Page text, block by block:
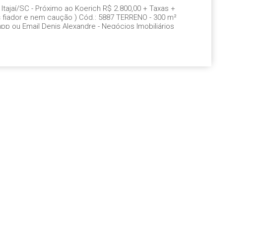
SC - Próximo ao Koerich R$ 2.800,00 + Taxas +
e nem caução ) Cód.: 5887 TERRENO - 300 m²
ou Email Denis Alexandre - Negócios Imobiliários